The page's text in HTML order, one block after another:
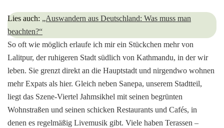
Lies auch: „Auswandern aus Deutschland: Was muss man
beachten?“
So oft wie möglich erlaufe ich mir ein Stückchen mehr von
Lalitpur, der ruhigeren Stadt südlich von Kathmandu, in der wir
leben. Sie grenzt direkt an die Hauptstadt und nirgendwo wohnen
mehr Expats als hier. Gleich neben Sanepa, unserem Stadtteil,
liegt das Szene-Viertel Jahmsikhel mit seinen begrünten
Wohnstraßen und seinen schicken Restaurants und Cafés, in
denen es regelmäßig Livemusik gibt. Viele haben Terassen –